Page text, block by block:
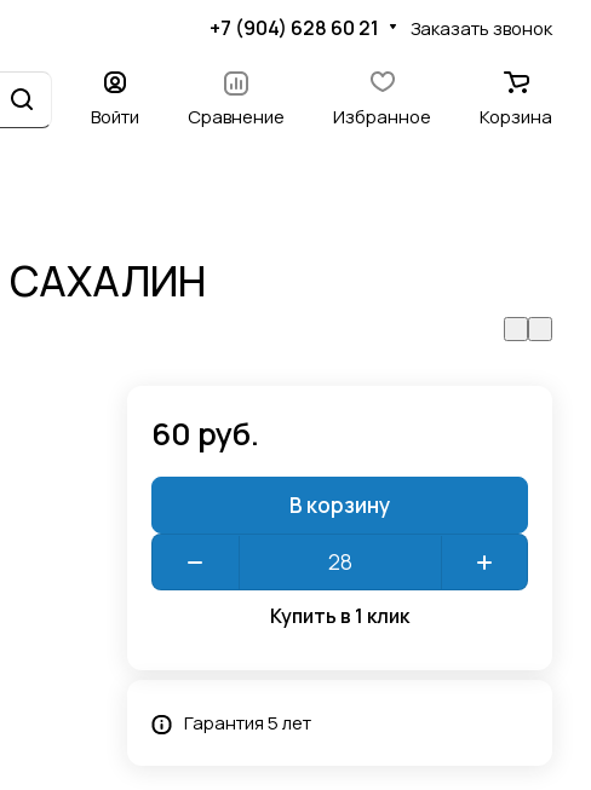
+7 (904) 628 60 21 Заказать звонок
Войти Сравнение Избранное Корзина
САХАЛИН
60 руб.
В корзину
Купить в 1 клик
Гарантия 5 лет